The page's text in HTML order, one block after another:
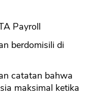
Payroll
berdomisili di
catatan bahwa
maksimal ketika